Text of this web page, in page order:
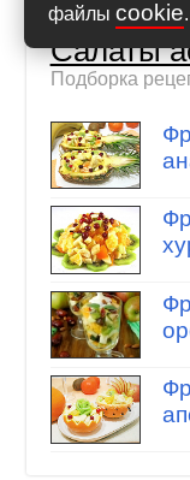
файлы cookie.
Салаты
Подборка